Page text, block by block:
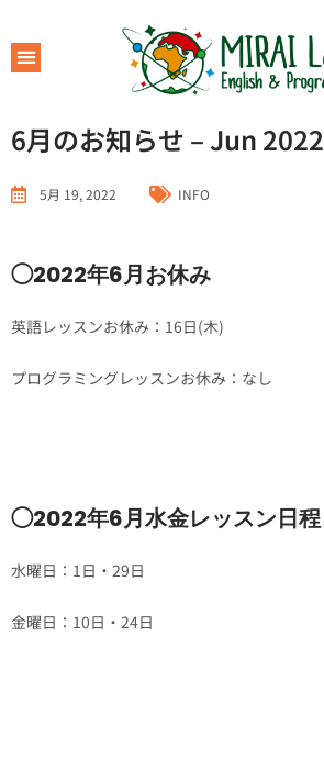
6月のお知らせ – Jun 2022
5月 19, 2022 INFO
◯2022年6月お休み
英語レッスンお休み：16日(木)
プログラミングレッスンお休み：なし
◯2022年6月水金レッスン日程
水曜日：1日・29日
金曜日：10日・24日